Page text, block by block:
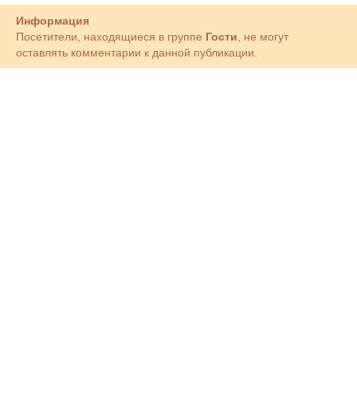
Информация
Посетители, находящиеся в группе Гости , не могут
оставлять комментарии к данной публикации.